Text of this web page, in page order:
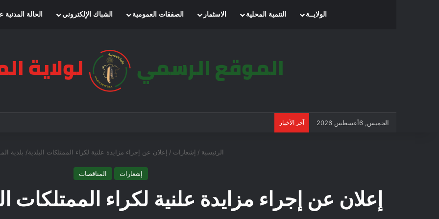
الرئيسيةالولايــة التنمية المحلية الاسثمار الصفقات العمومية الشباك الإلكتروني الحالة
الخميس, 6أغسطس 2026 آخر الأخبار
الرئيسية / إشعارات / إعلان عن إجراء مزايدة علنية لكراء الممتلكات البلدية/ بلدية
إشعارات المناقصات
إعلان عن إجراء مزايدة علنية لكراء الممتلكات